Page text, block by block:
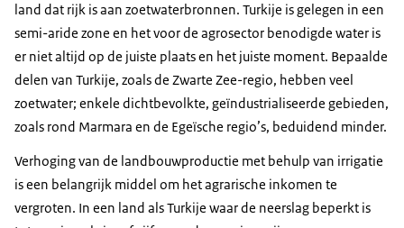
land dat rijk is aan zoetwaterbronnen. Turkije is gelegen in een
semi-aride zone en het voor de agrosector benodigde water is
er niet altijd op de juiste plaats en het juiste moment. Bepaalde
delen van Turkije, zoals de Zwarte Zee-regio, hebben veel
zoetwater; enkele dichtbevolkte, geïndustrialiseerde gebieden,
zoals rond Marmara en de Egeïsche regio’s, beduidend minder.
Verhoging van de landbouwproductie met behulp van irrigatie
is een belangrijk middel om het agrarische inkomen te
vergroten. In een land als Turkije waar de neerslag beperkt is